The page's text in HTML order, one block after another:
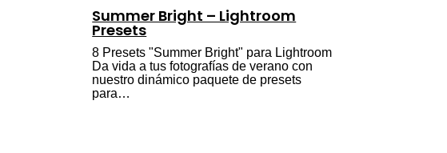
Summer Bright – Lightroom
Presets
8 Presets "Summer Bright" para Lightroom
Da vida a tus fotografías de verano con
nuestro dinámico paquete de presets
para…